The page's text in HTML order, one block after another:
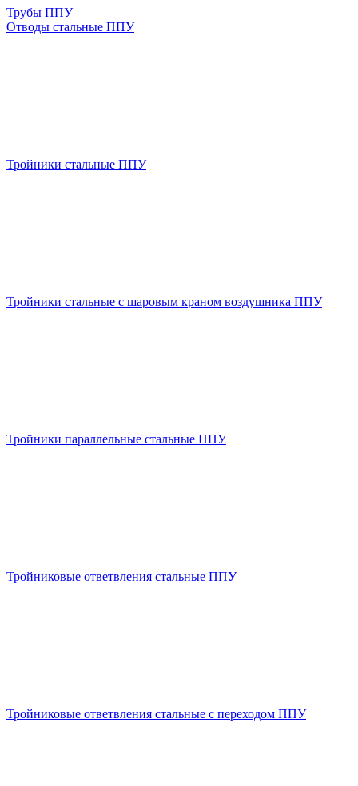
Трубы ППУ
Отводы стальные ППУ
Тройники стальные ППУ
Тройники стальные с шаровым краном воздушника ППУ
Тройники параллельные стальные ППУ
Тройниковые ответвления стальные ППУ
Тройниковые ответвления стальные с переходом ППУ